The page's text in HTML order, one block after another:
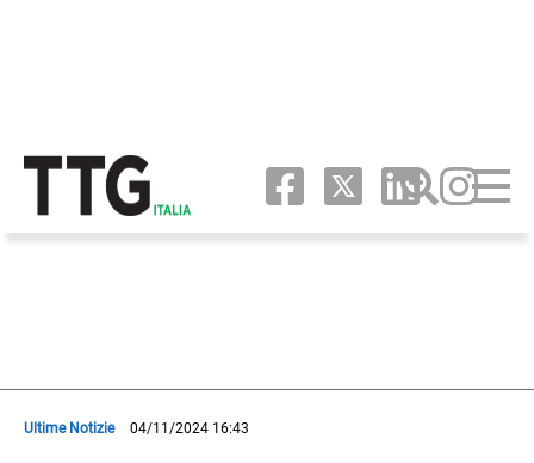
Ultime Notizie 04/11/2024 16:43